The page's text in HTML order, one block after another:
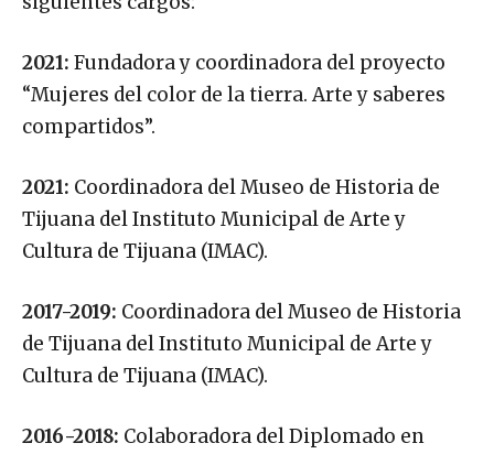
2021: Fundadora y coordinadora del proyecto
“Mujeres del color de la tierra. Arte y saberes
compartidos”.
2021: Coordinadora del Museo de Historia de
Tijuana del Instituto Municipal de Arte y
Cultura de Tijuana (IMAC).
2017-2019: Coordinadora del Museo de Historia
de Tijuana del Instituto Municipal de Arte y
Cultura de Tijuana (IMAC).
2016-2018: Colaboradora del Diplomado en